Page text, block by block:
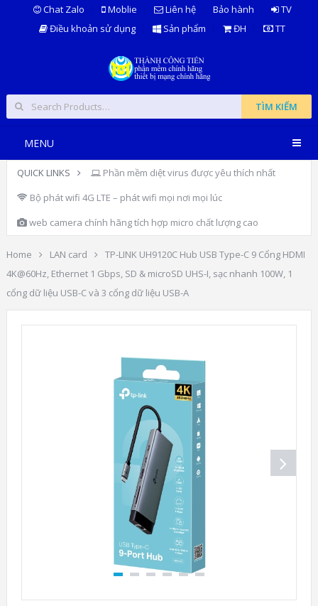
Chat Zalo Moblie Liên hệ Bảo hành
TV
Điều khoản sử dụng
Sản phẩm ĐH TT
TÌM KIẾM
MENU
QUICK LINKS
Phần mềm diệt virus được yêu thích nhất
Bộ phát wifi 4G LTE – phát wifi mọi nơi mọi lúc
web camera chính hãng tích hợp micro chất lượng cao
Home LAN card
TP-LINK UH9120C Hub USB Type-C 9 Cổng HDMI
4K@60Hz, Ethernet 1 Gbps, SD & microSD UHS-I, sạc nhanh 100W, 1
cổng dữ liệu USB-C và 3 cổng dữ liệu USB-A